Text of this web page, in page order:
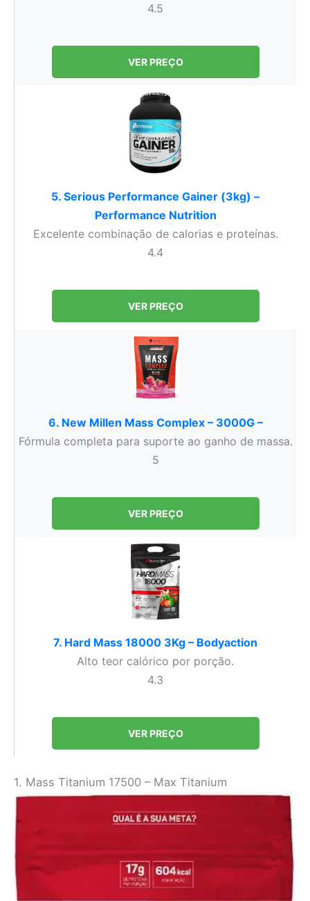
4.5
VER PREÇO
5. Serious Performance Gainer (3kg) –
Performance Nutrition
Excelente combinação de calorias e proteínas.
4.4
VER PREÇO
6. New Millen Mass Complex – 3000G –
Fórmula completa para suporte ao ganho de massa.
5
VER PREÇO
7. Hard Mass 18000 3Kg – Bodyaction
Alto teor calórico por porção.
4.3
VER PREÇO
1. Mass Titanium 17500 – Max Titanium